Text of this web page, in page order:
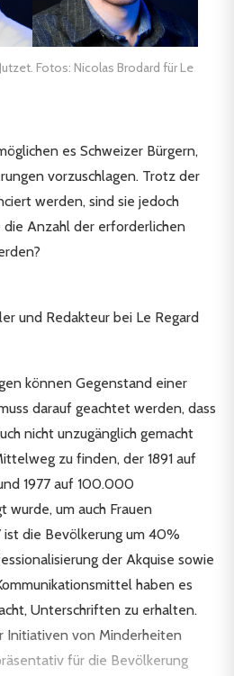
Fotos: Nicolas Brodard für Le
es Schweizer Bürgern,
vorzuschlagen. Trotz der
werden, sind sie jedoch
Anzahl der erforderlichen
und Redakteur bei Le Regard
können Gegenstand einer
darauf geachtet werden, dass
nicht unzugänglich gemacht
zu finden, der 1891 auf
1977 auf 100.000
um auch Frauen
ist die Bevölkerung um 40%
der Akquise sowie
haben es
Unterschriften zu erhalten.
Initiativen von Minderheiten
für die Bevölkerung